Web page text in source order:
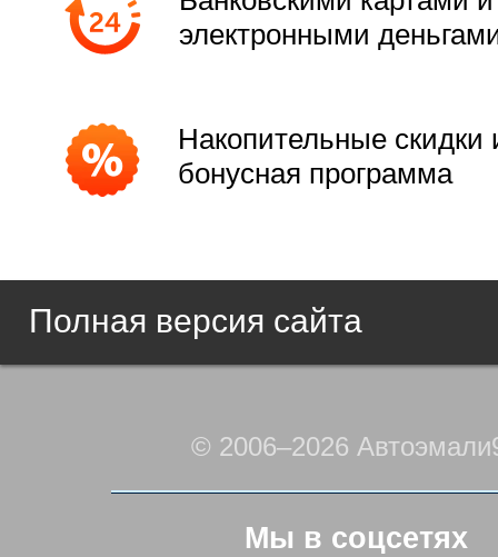
электронными
Накопительные скидки
бонусная программа
Полная версия сайта
© 2006–2026
Мы в соцсетях